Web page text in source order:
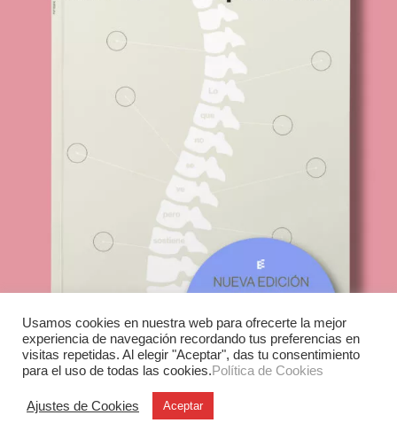
Usamos cookies en nuestra web para ofrecerte la mejor
experiencia de navegación recordando tus preferencias en
visitas repetidas. Al elegir "Aceptar", das tu consentimiento
para el uso de todas las cookies.Política de Cookies
Ajustes de Cookies Aceptar